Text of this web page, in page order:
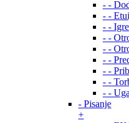
- -
- -
- -
- -
- -
- -
- -
- -
- -
- Pisanje
+